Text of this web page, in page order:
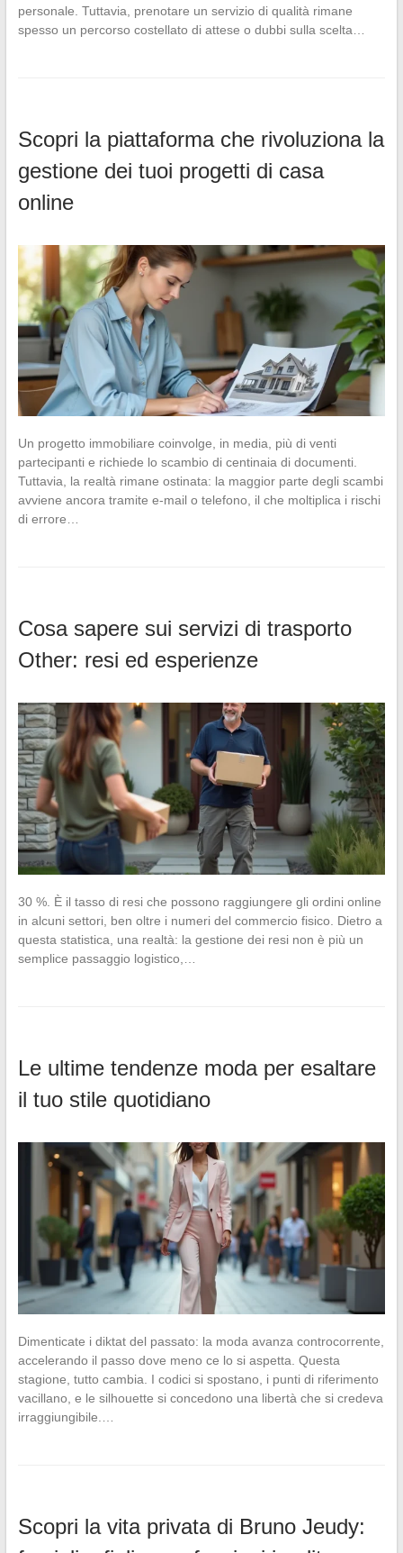
personale. Tuttavia, prenotare un servizio di qualità rimane
spesso un percorso costellato di attese o dubbi sulla scelta…
Scopri la piattaforma che rivoluziona la
gestione dei tuoi progetti di casa
online
Un progetto immobiliare coinvolge, in media, più di venti
partecipanti e richiede lo scambio di centinaia di documenti.
Tuttavia, la realtà rimane ostinata: la maggior parte degli scambi
avviene ancora tramite e-mail o telefono, il che moltiplica i rischi
di errore…
Cosa sapere sui servizi di trasporto
Other: resi ed esperienze
30 %. È il tasso di resi che possono raggiungere gli ordini online
in alcuni settori, ben oltre i numeri del commercio fisico. Dietro a
questa statistica, una realtà: la gestione dei resi non è più un
semplice passaggio logistico,…
Le ultime tendenze moda per esaltare
il tuo stile quotidiano
Dimenticate i diktat del passato: la moda avanza controcorrente,
accelerando il passo dove meno ce lo si aspetta. Questa
stagione, tutto cambia. I codici si spostano, i punti di riferimento
vacillano, e le silhouette si concedono una libertà che si credeva
irraggiungibile.…
Scopri la vita privata di Bruno Jeudy: